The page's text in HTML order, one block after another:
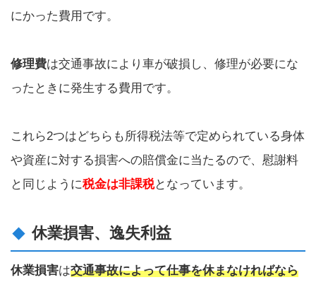
にかった費用です。
修理費は交通事故により車が破損し、修理が必要にな
ったときに発生する費用です。
これら2つはどちらも所得税法等で定められている身体
や資産に対する損害への賠償金に当たるので、慰謝料
と同じように税金は非課税となっています。
休業損害、逸失利益
休業損害は交通事故によって仕事を休まなければなら